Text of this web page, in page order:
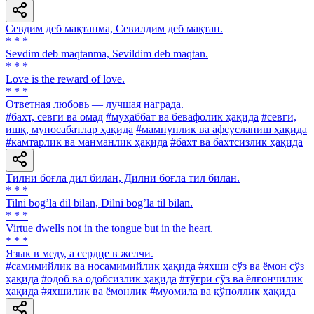
Севдим деб мақтанма, Севилдим деб мақтан.
* * *
Sevdim deb maqtanma, Sevildim deb maqtan.
* * *
Love is the reward of love.
* * *
Ответная любовь — лучшая награда.
#бахт, севги ва омад #муҳаббат ва бевафолик ҳақида #севги,
ишқ, муносабатлар ҳақида #мамнунлик ва афсусланиш ҳақида
#камтарлик ва манманлик ҳақида #бахт ва бахтсизлик ҳақида
Тилни боғла дил билан, Дилни боғла тил билан.
* * *
Tilni bogʼla dil bilan, Dilni bogʼla til bilan.
* * *
Virtue dwells not in the tongue but in the heart.
* * *
Язык в меду, a сердце в желчи.
#самимийлик ва носамимийлик ҳақида #яхши сўз ва ёмон сўз
ҳақида #одоб ва одобсизлик ҳақида #тўғри сўз ва ёлғончилик
ҳақида #яхшилик ва ёмонлик #муомила ва қўполлик ҳақида